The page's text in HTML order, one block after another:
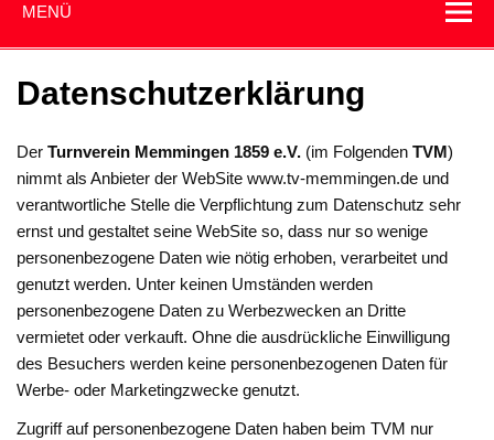
MENÜ
Datenschutzerklärung
DerTurnverein Memmingen 1859 e.V. (im FolgendenTVM)
nimmt als Anbieter der WebSite www.tv-memmingen.de und
verantwortliche Stelle die Verpflichtung zum Datenschutz sehr
ernst und gestaltet seine WebSite so, dass nur so wenige
personenbezogene Daten wie nötig erhoben, verarbeitet und
genutzt werden. Unter keinen Umständen werden
personenbezogene Daten zu Werbezwecken an Dritte
vermietet oder verkauft. Ohne die ausdrückliche Einwilligung
des Besuchers werden keine personenbezogenen Daten für
Werbe- oder Marketingzwecke genutzt.
Zugriff auf personenbezogene Daten haben beim TVM nur